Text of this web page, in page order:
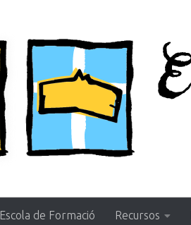
Escola de Formació Recursos